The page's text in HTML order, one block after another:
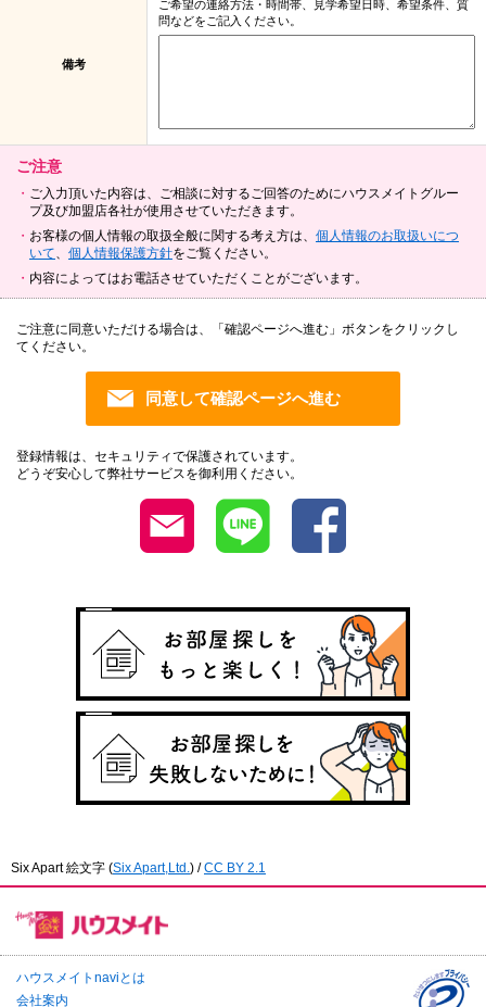
備考
ご希望の連絡方法・時間帯、見学希望日時、希望条件、質
問などをご記入ください。
ご注意
ご入力頂いた内容は、ご相談に対するご回答のためにハウスメイトグルー
プ及び加盟店各社が使用させていただきます。
お客様の個人情報の取扱全般に関する考え方は、 個人情報のお取扱いにつ
いて
個人情報保護方針をご覧ください。
内容によってはお電話させていただくことがございます。
ご注意に同意いただける場合は、「確認ページへ進む」ボタンをクリックし
てください。
登録情報は、セキュリティで保護されています。
どうぞ安心して弊社サービスを御利用ください。
Six Apart 絵文字 (Six Apart,Ltd. ) /CC BY 2.1
ハウスメイトnaviとは
会社案内